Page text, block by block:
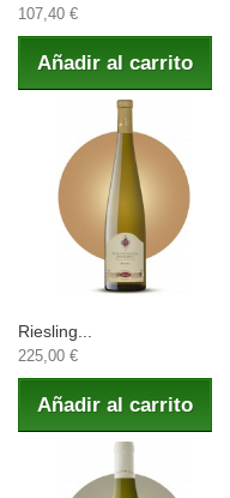
107,40 €
Añadir al carrito
Riesling...
225,00 €
Añadir al carrito